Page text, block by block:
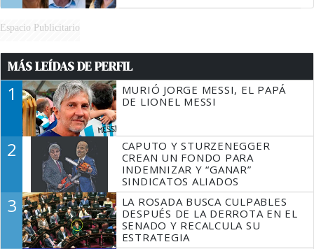
Espacio Publicitario
MÁS LEÍDAS DE PERFIL
1
MURIÓ JORGE MESSI, EL PAPÁ
DE LIONEL MESSI
2
CAPUTO Y STURZENEGGER
CREAN UN FONDO PARA
INDEMNIZAR Y “GANAR”
SINDICATOS ALIADOS
3
LA ROSADA BUSCA CULPABLES
DESPUÉS DE LA DERROTA EN EL
SENADO Y RECALCULA SU
ESTRATEGIA